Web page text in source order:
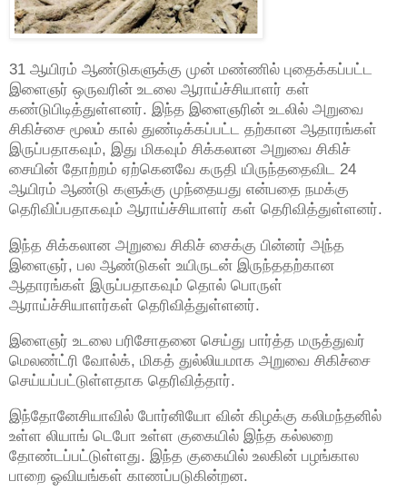
31 ஆயிரம் ஆண்டுகளுக்கு முன் மண்ணில் புதைக்கப்பட்ட
இளைஞர் ஒருவரின் உடலை ஆராய்ச்சியாளர் கள்
கண்டுபிடித்துள்ளனர். இந்த இளைஞரின் உடலில் அறுவை
சிகிச்சை மூலம் கால் துண்டிக்கப்பட்ட தற்கான ஆதாரங்கள்
இருப்பதாகவும், இது மிகவும் சிக்கலான அறுவை சிகிச்
சையின் தோற்றம் ஏற்கெனவே கருதி யிருந்ததைவிட 24
ஆயிரம் ஆண்டு களுக்கு முந்தையது என்பதை நமக்கு
தெரிவிப்பதாகவும் ஆராய்ச்சியாளர் கள் தெரிவித்துள்ளனர்.
இந்த சிக்கலான அறுவை சிகிச் சைக்கு பின்னர் அந்த
இளைஞர், பல ஆண்டுகள் உயிருடன் இருந்ததற்கான
ஆதாரங்கள் இருப்பதாகவும் தொல் பொருள்
ஆராய்ச்சியாளர்கள் தெரிவித்துள்ளனர்.
இளைஞர் உடலை பரிசோதனை செய்து பார்த்த மருத்துவர்
மெலண்ட்ரி வோல்க், மிகத் துல்லியமாக அறுவை சிகிச்சை
செய்யப்பட்டுள்ளதாக தெரிவித்தார்.
இந்தோனேசியாவில் போர்னியோ வின் கிழக்கு கலிமந்தனில்
உள்ள லியாங் டெபோ உள்ள குகையில் இந்த கல்லறை
தோண்டப்பட்டுள்ளது. இந்த குகையில் உலகின் பழங்கால
பாறை ஓவியங்கள் காணப்படுகின்றன.